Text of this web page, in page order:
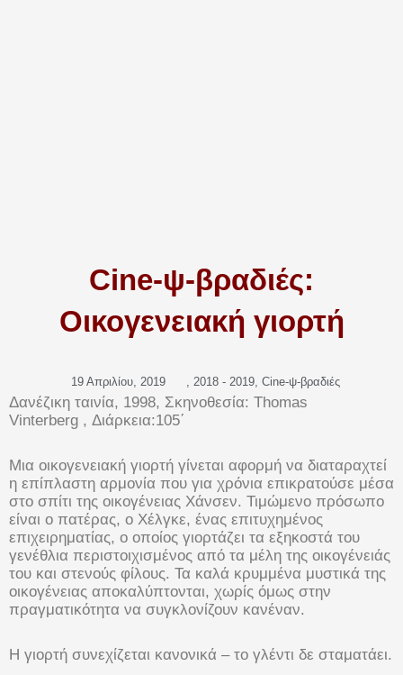
Cine-ψ-βραδιές:
Οικογενειακή γιορτή
19 Απριλίου, 2019 , 2018 - 2019, Cine-ψ-βραδιές
Δανέζικη ταινία, 1998, Σκηνοθεσία: Thomas
Vinterberg , Διάρκεια:105΄
Μια οικογενειακή γιορτή γίνεται αφορμή να διαταραχτεί
η επίπλαστη αρμονία που για χρόνια επικρατούσε μέσα
στο σπίτι της οικογένειας Χάνσεν. Τιμώμενο πρόσωπο
είναι ο πατέρας, ο Χέλγκε, ένας επιτυχημένος
επιχειρηματίας, ο οποίος γιορτάζει τα εξηκοστά του
γενέθλια περιστοιχισμένος από τα μέλη της οικογένειάς
του και στενούς φίλους. Τα καλά κρυμμένα μυστικά της
οικογένειας αποκαλύπτονται, χωρίς όμως στην
πραγματικότητα να συγκλονίζουν κανέναν.
Η γιορτή συνεχίζεται κανονικά – το γλέντι δε σταματάει.